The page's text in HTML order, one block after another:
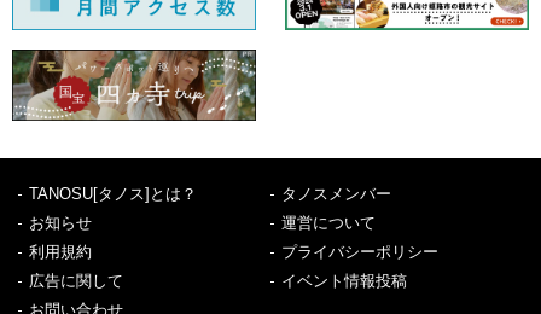
TANOSU[タノス]とは？
タノスメンバー
お知らせ
運営について
利用規約
プライバシーポリシー
広告に関して
イベント情報投稿
お問い合わせ